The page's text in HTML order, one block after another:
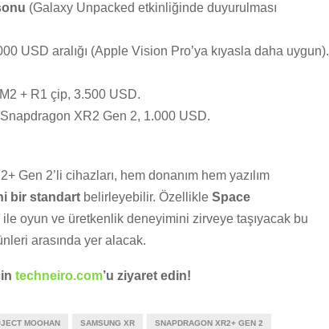
(Galaxy Unpacked etkinliğinde duyurulması
USD aralığı (Apple Vision Pro’ya kıyasla daha uygun).
M2 + R1 çip, 3.500 USD.
Snapdragon XR2 Gen 2, 1.000 USD.
Gen 2’li cihazları, hem donanım hem yazılım
bir standart belirleyebilir. Özellikle Space
ile oyun ve üretkenlik deneyimini zirveye taşıyacak bu
arasında yer alacak.
techneiro.com’u ziyaret edin!
MOOHAN SAMSUNG XR SNAPDRAGON XR2+ GEN 2